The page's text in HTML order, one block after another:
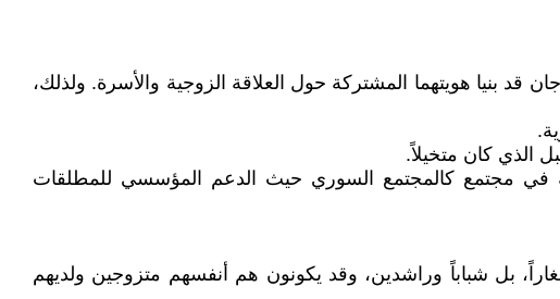
هويتهما المشتركة حول العلاقة الزوجية والأسرة. ولذلك،
الذي كان متخيلاً.
في مجتمع كالمجتمع السوري حيث الدعم المؤسسي للمطلقات
بل شباباً وراشدين، وقد يكونون هم أنفسهم متزوجين ولديهم